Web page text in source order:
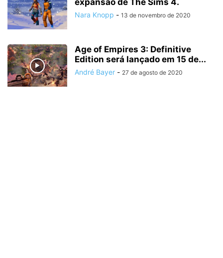
expansão de The Sims 4.
Nara Knopp - 13 de novembro de 2020
Age of Empires 3: Definitive
Edition será lançado em 15 de...
André Bayer - 27 de agosto de 2020